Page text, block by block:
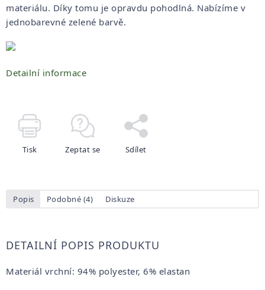
materiálu. Díky tomu je opravdu pohodlná. Nabízíme v
jednobarevné zelené barvě.
Detailní informace
Tisk Zeptat se Sdílet
Popis Podobné (4) Diskuze
DETAILNÍ POPIS PRODUKTU
Materiál vrchní: 94% polyester, 6% elastan